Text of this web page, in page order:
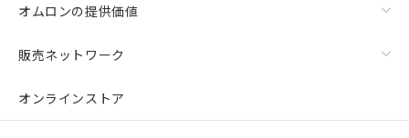
オムロンの提供価値
販売ネットワーク
オンラインストア